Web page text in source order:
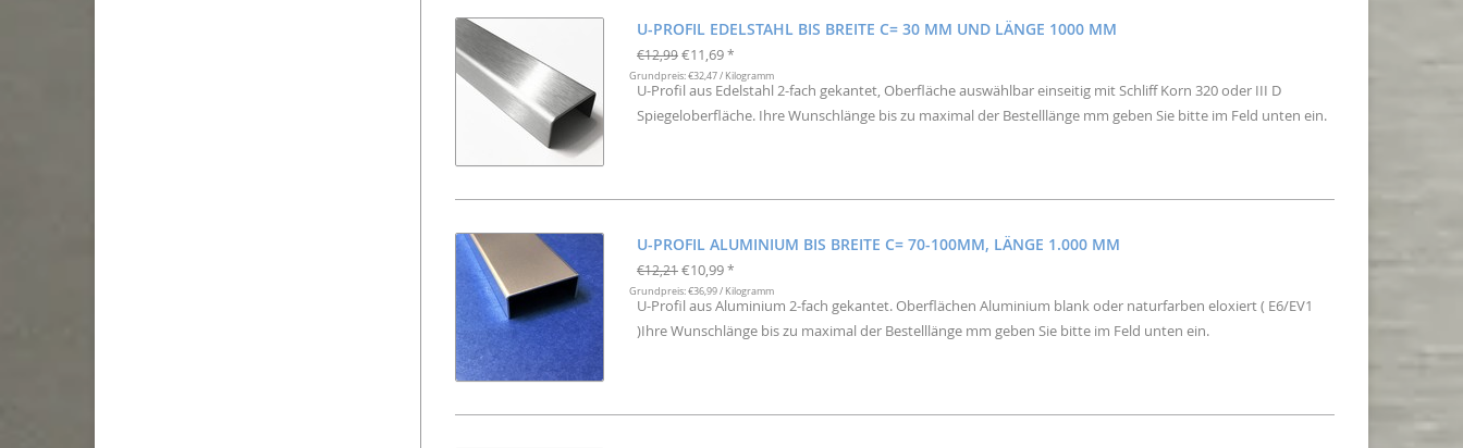
U-PROFIL EDELSTAHL BIS BREITE C= 30 MM UND LÄNGE 1000 MM
€12,99 €11,69 *
Grundpreis: €32,47 / Kilogramm
U-Profil aus Edelstahl 2-fach gekantet, Oberfläche auswählbar einseitig mit Schliff Korn 320 oder III D
Spiegeloberfläche. Ihre Wunschlänge bis zu maximal der Bestelllänge mm geben Sie bitte im Feld unten ein.
U-PROFIL ALUMINIUM BIS BREITE C= 70-100MM, LÄNGE 1.000 MM
€12,21 €10,99 *
Grundpreis: €36,99 / Kilogramm
U-Profil aus Aluminium 2-fach gekantet. Oberflächen Aluminium blank oder naturfarben eloxiert ( E6/EV1
)Ihre Wunschlänge bis zu maximal der Bestelllänge mm geben Sie bitte im Feld unten ein.